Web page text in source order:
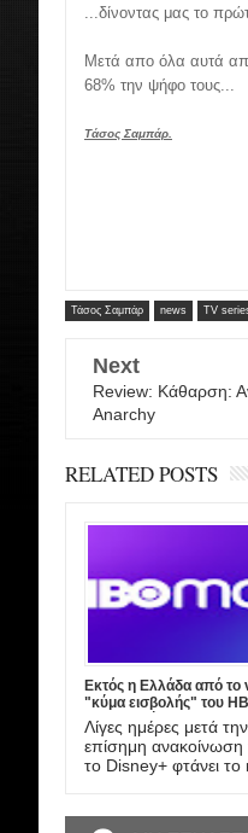
...δίνοντας μας το
Μετά απο όλα αυτά
68% την ψήφο τους...
Τάσος Σαμπάρ.
Τάσος Σαμπάρ news TV
Next
Review: Κάθαρση:
Anarchy
RELATED POSTS
Εκτός η Ελλάδα από το
"κύμα εισβολής" του
στην Ευρώπη
Λίγες ημέρες μετά την
επίσημη
το Disney+ φτάνει το